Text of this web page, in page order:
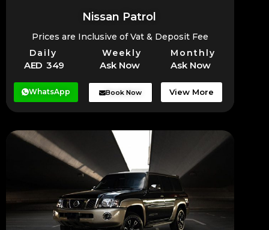
Nissan Patrol
Prices are Inclusive of Vat & Deposit Fee
Daily
Weekly Monthly
AED 349 Ask Now Ask Now
WhatsApp Book Now View More